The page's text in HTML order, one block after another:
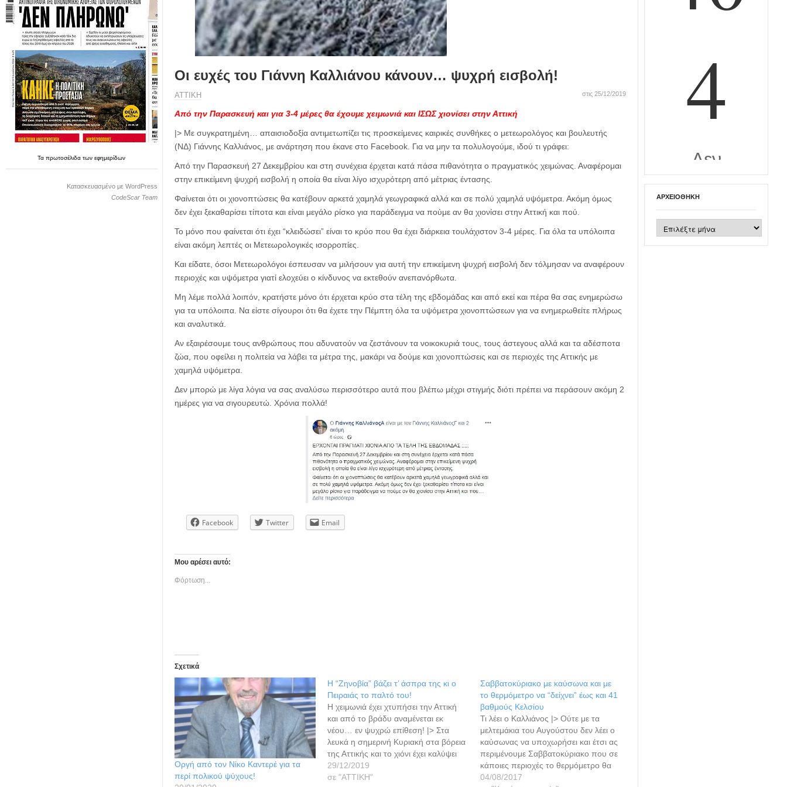
Ταπρωτοσέλιδατωνεφημερίδων
Κατασκευασμένο με WordPress
CodeScar Team
Οι ευχές του Γιάννη Καλλιάνου κάνουν… ψυχρή εισβολή!
ΑΤΤΙΚΗ στις 25/12/2019
Από την Παρασκευή και για 3-4 μέρες θα έχουμε χειμωνιά και ΙΣΩΣ χιονίσει στην Αττική
|> Με συγκρατημένη… απαισιοδοξία αντιμετωπίζει τις προσκείμενες καιρικές συνθήκες ο μετεωρολόγος και βουλευτής
(ΝΔ) Γιάννης Καλλιάνος, με ανάρτηση που έκανε στο Facebook. Για να μην τα πολυλογούμε, ιδού τι γράφει:
Από την Παρασκευή 27 Δεκεμβρίου και στη συνέχεια έρχεται κατά πάσα πιθανότητα ο πραγματικός χειμώνας. Αναφέρομαι
στην επικείμενη ψυχρή εισβολή η οποία θα είναι λίγο ισχυρότερη από μέτριας έντασης.
Φαίνεται ότι οι χιονοπτώσεις θα κατέβουν αρκετά χαμηλά γεωγραφικά αλλά και σε πολύ χαμηλά υψόμετρα. Ακόμη όμως
δεν έχει ξεκαθαρίσει τίποτα και είναι μεγάλο ρίσκο για παράδειγμα να πούμε αν θα χιονίσει στην Αττική και πού.
Το μόνο που φαίνεται ότι έχει “κλειδώσει” είναι το κρύο που θα έχει διάρκεια τουλάχιστον 3-4 μέρες. Για όλα τα υπόλοιπα
είναι ακόμη λεπτές οι Μετεωρολογικές ισορροπίες.
Και είδατε, όσοι Μετεωρολόγοι έσπευσαν να μιλήσουν για αυτή την επικείμενη ψυχρή εισβολή δεν τόλμησαν να αναφέρουν
περιοχές και υψόμετρα γιατί ελοχεύει ο κίνδυνος να εκτεθούν ανεπανόρθωτα.
Μη λέμε πολλά λοιπόν, κρατήστε μόνο ότι έρχεται κρύο στα τέλη της εβδομάδας και από εκεί και πέρα θα σας ενημερώσω
για τα υπόλοιπα. Να είστε σίγουροι ότι θα έχετε την Πέμπτη όλα τα υψόμετρα χιονοπτώσεων για να ενημερωθείτε πλήρως
και αναλυτικά.
Αν εξαιρέσουμε τους ανθρώπους που αδυνατούν να ζεστάνουν τα νοικοκυριά τους, τους άστεγους αλλά και τα αδέσποτα
ζώα, που οφείλει η πολιτεία να λάβει τα μέτρα της, μακάρι να δούμε και χιονοπτώσεις και σε περιοχές της Αττικής με
χαμηλά υψόμετρα.
Δεν μπορώ με λίγα λόγια να σας αναλύσω περισσότερο αυτά που βλέπω μέχρι στιγμής διότι πρέπει να περάσουν ακόμη 2
ημέρες για να σιγουρευτώ. Χρόνια πολλά!
Facebook Twitter Email
Μου αρέσει αυτό:
Φόρτωση...
Σχετικά
Οργή από τον Νίκο Καντερέ για τα
περί πολικού ψύχους!
Η “Ζηνοβία” βάζει τ’ άσπρα της κι ο
Πειραιάς το παλτό του!
Η χειμωνιά έχει χτυπήσει την Αττική
και από το βράδυ αναμένεται εκ
νέου… εν ψυχρώ επίθεση! |> Στα
λευκά η σημερινή Κυριακή στα βόρεια
της Αττικής και το χιόνι έχει καλύψει
και περιοχές των βορείων προαστίων,
Κατά τους μετεωρολόγους η σημερινή
29/12/2019
σε "ΑΤΤΙΚΗ"
Σαββατοκύριακο με καύσωνα και με
το θερμόμετρο να “δείχνει” έως και 41
βαθμούς Κελσίου
Τι λέει ο Καλλιάνος |> Ούτε με τα
μελτεμάκια του Αυγούστου δεν λέει ο
καύσωνας να υποχωρήσει και έτσι ας
περιμένουμε Σαββατοκύριακο που σε
κάποιες περιοχές το θερμόμετρο θα
"χτυπήσει" έως και 41 βαθμούς
04/08/2017
ΑΡΧΕΙΟΘΉΚΗ